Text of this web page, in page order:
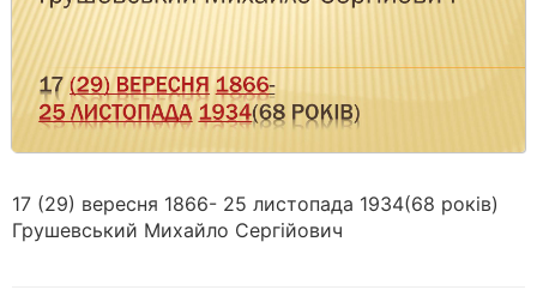
17 (29) вересня 1866- 25 листопада 1934(68 років)
Грушевський Михайло Сергійович